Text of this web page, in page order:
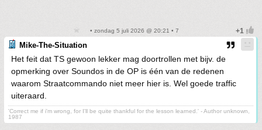
• zondag 5 juli 2026 @ 20:21 • 7
Mike-The-Situation
Het feit dat TS gewoon lekker mag doortrollen met bijv. de
opmerking over Soundos in de OP is één van de redenen
waarom Straatcommando niet meer hier is. Wel goede traffic
uiteraard.
'Correct me if i'm wrong, for I'll be quite thankful for the lesson learned.' - Author unknown,
1987